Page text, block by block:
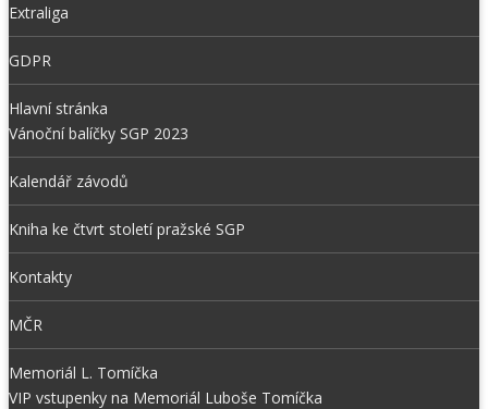
Extraliga
GDPR
Hlavní stránka
Vánoční balíčky SGP 2023
Kalendář závodů
Kniha ke čtvrt století pražské SGP
Kontakty
MČR
Memoriál L. Tomíčka
VIP vstupenky na Memoriál Luboše Tomíčka